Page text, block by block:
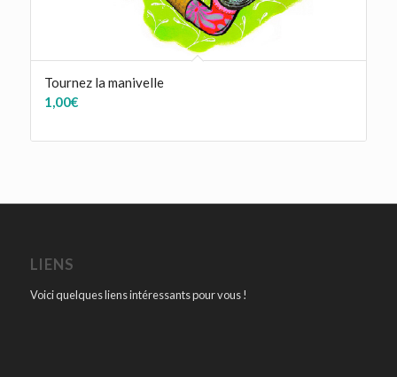
Tournez la manivelle
1,00€
LIENS
Voici quelques liens intéressants pour vous !